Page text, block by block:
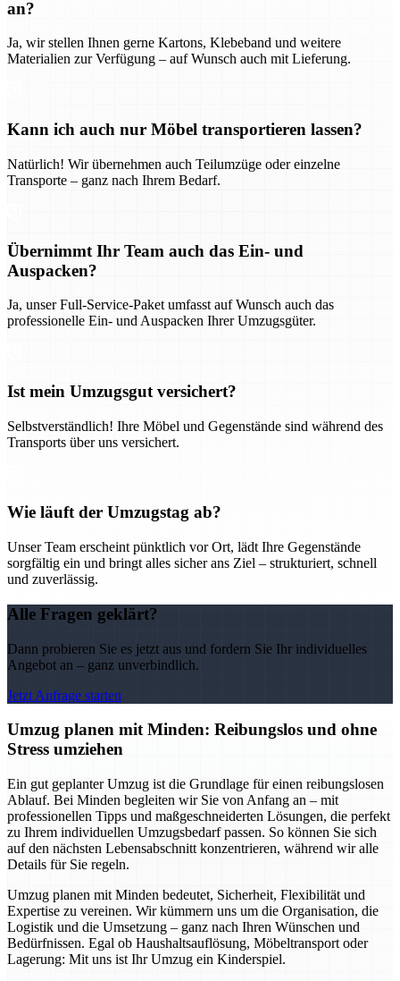
an?
Ja, wir stellen Ihnen gerne Kartons, Klebeband und weitere
Materialien zur Verfügung – auf Wunsch auch mit Lieferung.
Kann ich auch nur Möbel transportieren lassen?
Natürlich! Wir übernehmen auch Teilumzüge oder einzelne
Transporte – ganz nach Ihrem Bedarf.
Übernimmt Ihr Team auch das Ein- und
Auspacken?
Ja, unser Full-Service-Paket umfasst auf Wunsch auch das
professionelle Ein- und Auspacken Ihrer Umzugsgüter.
Ist mein Umzugsgut versichert?
Selbstverständlich! Ihre Möbel und Gegenstände sind während des
Transports über uns versichert.
Wie läuft der Umzugstag ab?
Unser Team erscheint pünktlich vor Ort, lädt Ihre Gegenstände
sorgfältig ein und bringt alles sicher ans Ziel – strukturiert, schnell
und zuverlässig.
Alle Fragen geklärt?
Dann probieren Sie es jetzt aus und fordern Sie Ihr individuelles
Angebot an – ganz unverbindlich.
Jetzt Anfrage starten
Umzug planen mit Minden: Reibungslos und ohne
Stress umziehen
Ein gut geplanter Umzug ist die Grundlage für einen reibungslosen
Ablauf. Bei Minden begleiten wir Sie von Anfang an – mit
professionellen Tipps und maßgeschneiderten Lösungen, die perfekt
zu Ihrem individuellen Umzugsbedarf passen. So können Sie sich
auf den nächsten Lebensabschnitt konzentrieren, während wir alle
Details für Sie regeln.
Umzug planen mit Minden bedeutet, Sicherheit, Flexibilität und
Expertise zu vereinen. Wir kümmern uns um die Organisation, die
Logistik und die Umsetzung – ganz nach Ihren Wünschen und
Bedürfnissen. Egal ob Haushaltsauflösung, Möbeltransport oder
Lagerung: Mit uns ist Ihr Umzug ein Kinderspiel.